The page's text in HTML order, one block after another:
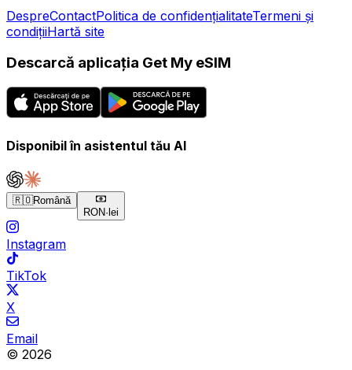
DespreContactPolitica de confidențialitateTermeni și
condițiiHartă site
Descarcă aplicația Get My eSIM
Disponibil în asistentul tău AI
🇷🇴Română
RON· lei
Instagram
TikTok
X
Email
© 2026